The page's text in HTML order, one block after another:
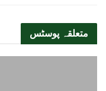
متعلقہ پوسٹس